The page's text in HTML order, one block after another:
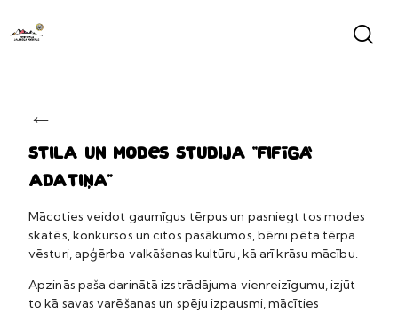
←
Stila un modes studija “Fifīgā
adatiņa”
Mācoties veidot gaumīgus tērpus un pasniegt tos modes
skatēs, konkursos un citos pasākumos, bērni pēta tērpa
vēsturi, apģērba valkāšanas kultūru, kā arī krāsu mācību.
Apzinās paša darinātā izstrādājuma vienreizīgumu, izjūt
to kā savas varēšanas un spēju izpausmi, mācīties